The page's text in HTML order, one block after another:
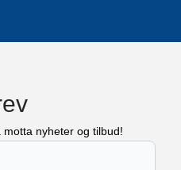
nyheter og tilbud!